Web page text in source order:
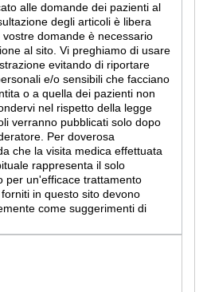
alle domande dei pazienti al
degli articoli è libera
domande è necessario
al sito. Vi preghiamo di usare
evitando di riportare
e/o sensibili che facciano
o a quella dei pazienti non
nel rispetto della legge
verranno pubblicati solo dopo
Per doverosa
che la visita medica effettuata
rappresenta il solo
per un'efficace trattamento
in questo sito devono
come suggerimenti di